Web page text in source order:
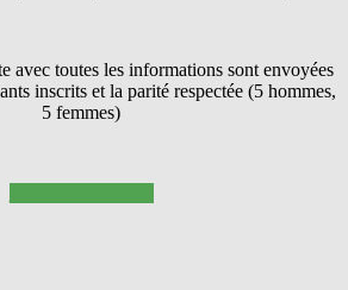
avec toutes les informations sont envoyées
inscrits et la parité respectée (5 hommes,
5 femmes)